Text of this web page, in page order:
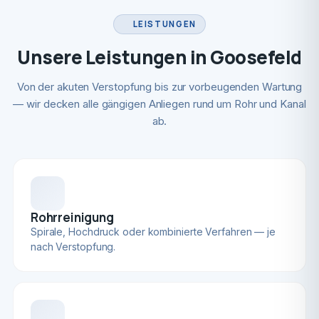
LEISTUNGEN
Unsere Leistungen in Goosefeld
Von der akuten Verstopfung bis zur vorbeugenden Wartung
— wir decken alle gängigen Anliegen rund um Rohr und Kanal
ab.
Rohrreinigung
Spirale, Hochdruck oder kombinierte Verfahren — je
nach Verstopfung.